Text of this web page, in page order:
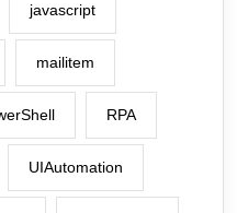
javascript
mailitem
RPA
UIAutomation